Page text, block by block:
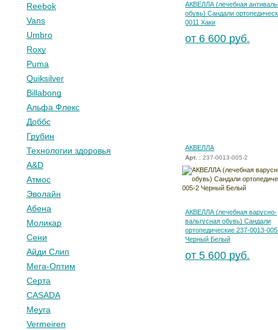
Reebok
Vans
Umbro
Roxy
Puma
Quiksilver
Billabong
Альфа Флекс
Доббс
Грубин
Технологии здоровья
A&D
Атмос
Эволайн
Абена
Моликар
Сени
Айди Слип
Мега-Оптим
Серта
CASADA
Meyra
Vermeiren
АКВЕЛЛА (лечебная
обувь) Сандали
0011 Хаки
от 6 600 руб.
АКВЕЛЛА
Арт. : 237-0013-005-2
АКВЕЛЛА (лечебная варусно-
вальгусная обувь) Сандали
ортопедические 237-0013-
Черный Белый
от 5 600 руб.